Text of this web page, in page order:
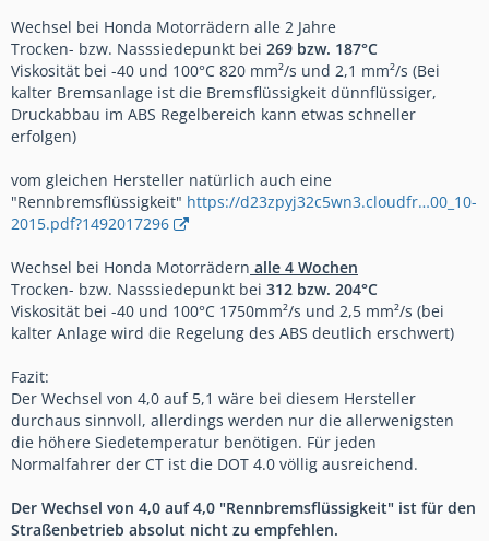
Wechsel bei Honda Motorrädern alle 2 Jahre
Trocken- bzw. Nasssiedepunkt bei 269 bzw. 187°C
Viskosität bei -40 und 100°C 820 mm²/s und 2,1 mm²/s (Bei
kalter Bremsanlage ist die Bremsflüssigkeit dünnflüssiger,
Druckabbau im ABS Regelbereich kann etwas schneller
erfolgen)
vom gleichen Hersteller natürlich auch eine
"Rennbremsflüssigkeit" https://d23zpyj32c5wn3.cloudfr…00_10-
2015.pdf?1492017296
Wechsel bei Honda Motorrädern alle 4 Wochen
Trocken- bzw. Nasssiedepunkt bei 312 bzw. 204°C
Viskosität bei -40 und 100°C 1750mm²/s und 2,5 mm²/s (bei
kalter Anlage wird die Regelung des ABS deutlich erschwert)
Fazit:
Der Wechsel von 4,0 auf 5,1 wäre bei diesem Hersteller
durchaus sinnvoll, allerdings werden nur die allerwenigsten
die höhere Siedetemperatur benötigen. Für jeden
Normalfahrer der CT ist die DOT 4.0 völlig ausreichend.
Der Wechsel von 4,0 auf 4,0 "Rennbremsflüssigkeit" ist für den
Straßenbetrieb absolut nicht zu empfehlen.